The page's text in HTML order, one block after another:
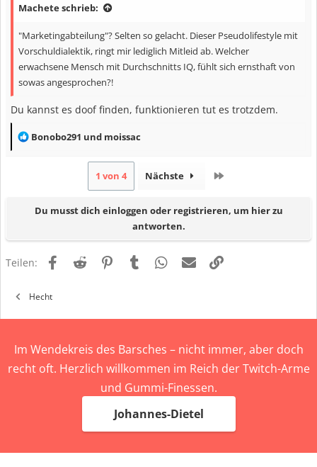
e
:
Machete schrieb:
"Marketingabteilung"? Selten so gelacht. Dieser Pseudolifestyle mit
Vorschuldialektik, ringt mir lediglich Mitleid ab. Welcher
erwachsene Mensch mit Durchschnitts IQ, fühlt sich ernsthaft von
sowas angesprochen?!
Du kannst es doof finden, funktionieren tut es trotzdem.
R
n
e
:
Bonobo291 und moissac
1 von 4 Nächste
Du musst dich einloggen oder registrieren, um hier zu
antworten.
Teilen: FacebookReddit PinterestTumblr WhatsApp
E-Mail
Hecht
Im Wendekreis des Barsches – nicht immer, aber doch
recht oft. Herzlich willkommen im Reich der Twitch-Arme
und Gummi-Finessen.
Johannes-Dietel